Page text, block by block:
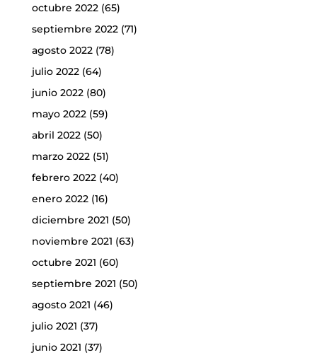
octubre 2022(65)
septiembre 2022(71)
agosto 2022(78)
julio 2022(64)
junio 2022(80)
mayo 2022(59)
abril 2022(50)
marzo 2022(51)
febrero 2022(40)
enero 2022(16)
diciembre 2021 (50)
noviembre 2021 (63)
octubre 2021 (60)
septiembre 2021 (50)
agosto 2021 (46)
julio 2021 (37)
junio 2021 (37)